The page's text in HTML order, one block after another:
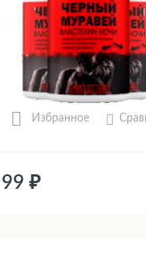
Избранное
99 ₽